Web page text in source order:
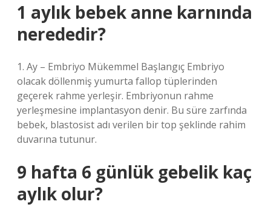
1 aylık bebek anne karnında
nerededir?
1. Ay – Embriyo Mükemmel Başlangıç ​​Embriyo
olacak döllenmiş yumurta fallop tüplerinden
geçerek rahme yerleşir. Embriyonun rahme
yerleşmesine implantasyon denir. Bu süre zarfında
bebek, blastosist adı verilen bir top şeklinde rahim
duvarına tutunur.
9 hafta 6 günlük gebelik kaç
aylık olur?